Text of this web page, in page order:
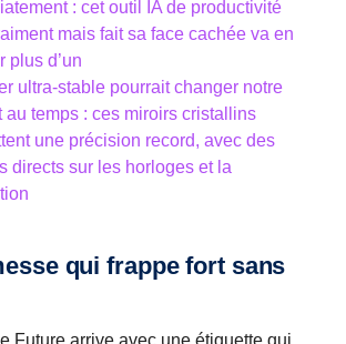
: cet outil IA de productivité
mais fait sa face cachée va en
plus d’un
ultra-stable pourrait changer notre
au temps : ces miroirs cristallins
une précision record, avec des
directs sur les horloges et la
qui frappe fort sans
Future arrive avec une étiquette qui